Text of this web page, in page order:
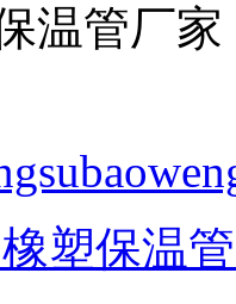
温管厂家
塑保温